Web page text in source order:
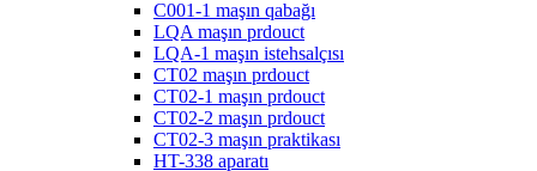
C001-1 maşın qabağı
LQA maşın prdouct
LQA-1 maşın istehsalçısı
CT02 maşın prdouct
CT02-1 maşın prdouct
CT02-2 maşın prdouct
CT02-3 maşın praktikası
HT-338 aparatı